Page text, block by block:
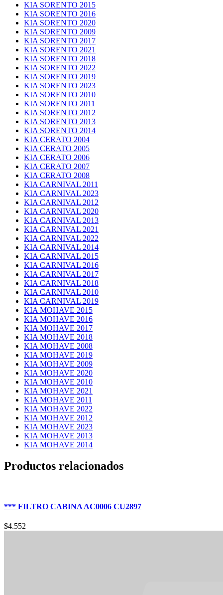
KIA SORENTO 2015
KIA SORENTO 2016
KIA SORENTO 2020
KIA SORENTO 2009
KIA SORENTO 2017
KIA SORENTO 2021
KIA SORENTO 2018
KIA SORENTO 2022
KIA SORENTO 2019
KIA SORENTO 2023
KIA SORENTO 2010
KIA SORENTO 2011
KIA SORENTO 2012
KIA SORENTO 2013
KIA SORENTO 2014
KIA CERATO 2004
KIA CERATO 2005
KIA CERATO 2006
KIA CERATO 2007
KIA CERATO 2008
KIA CARNIVAL 2011
KIA CARNIVAL 2023
KIA CARNIVAL 2012
KIA CARNIVAL 2020
KIA CARNIVAL 2013
KIA CARNIVAL 2021
KIA CARNIVAL 2022
KIA CARNIVAL 2014
KIA CARNIVAL 2015
KIA CARNIVAL 2016
KIA CARNIVAL 2017
KIA CARNIVAL 2018
KIA CARNIVAL 2010
KIA CARNIVAL 2019
KIA MOHAVE 2015
KIA MOHAVE 2016
KIA MOHAVE 2017
KIA MOHAVE 2018
KIA MOHAVE 2008
KIA MOHAVE 2019
KIA MOHAVE 2009
KIA MOHAVE 2020
KIA MOHAVE 2010
KIA MOHAVE 2021
KIA MOHAVE 2011
KIA MOHAVE 2022
KIA MOHAVE 2012
KIA MOHAVE 2023
KIA MOHAVE 2013
KIA MOHAVE 2014
Productos relacionados
*** FILTRO CABINA AC0006 CU2897
$4.552